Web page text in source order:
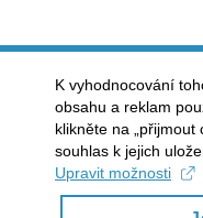
K vyhodnocování
obsahu a reklam
klikněte na
souhlas k jejich
Upravit možnosti